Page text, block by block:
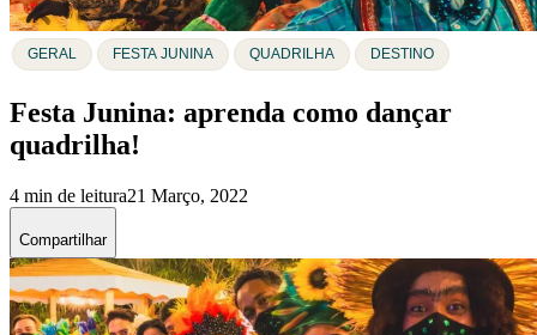
GERAL FESTA JUNINA QUADRILHA DESTINO
Festa Junina: aprenda como dançar
quadrilha!
4 min de leitura21 Março, 2022
Compartilhar